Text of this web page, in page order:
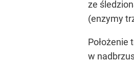
ze
(enzymy
w